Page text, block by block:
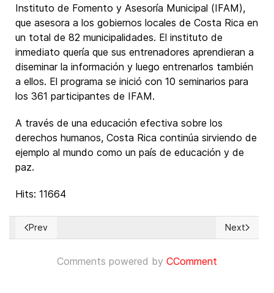
Instituto de Fomento y Asesoría Municipal (IFAM),
que asesora a los gobiernos locales de Costa Rica en
un total de 82 municipalidades. El instituto de
inmediato quería que sus entrenadores aprendieran a
diseminar la información y luego entrenarlos también
a ellos. El programa se inició con 10 seminarios para
los 361 participantes de IFAM.
A través de una educación efectiva sobre los
derechos humanos, Costa Rica continúa sirviendo de
ejemplo al mundo como un país de educación y de
paz.
Hits: 11664
Previous article: Zenón de Citio, fundador del estoicismo y
Prev Next
Next
Comments powered by CComment